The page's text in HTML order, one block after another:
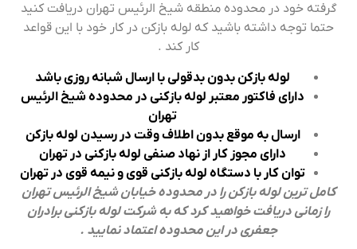
گرفته خود در محدوده منطقه شیخ الرئیس تهران دریافت کنید
حتما توجه داشته باشید که لوله بازکن در کار خود با این قواعد
کار کند .
لوله بازکن بدون بدقولی با ارسال شبانه روزی باشد
دارای فاکتور معتبر لوله بازکنی در محدوده شیخ الرئیس
تهران
ارسال به موقع بدون اطلاف وقت در رسیدن لوله بازکن
دارای مجوز کار از نهاد صنفی لوله بازکنی در تهران
توان کار با دستگاه لوله بازکنی قوی و نیمه قوی در تهران
کامل ترین لوله بازکن را در محدوده خیابان شیخ الرئیس تهران
را زمانی دریافت خواهید کرد که به شرکت لوله بازکنی برادران
جعفری در این محدوده اعتماد نمایید .